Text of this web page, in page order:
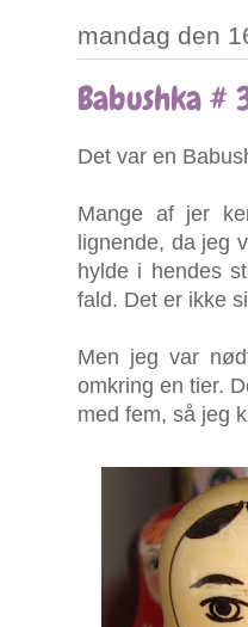
mandag den
Babushka #
Det var en
Mange af jer
lignende, da jeg
hylde i hendes
fald. Det er ikke
Men jeg var
omkring en tier.
med fem, så jeg